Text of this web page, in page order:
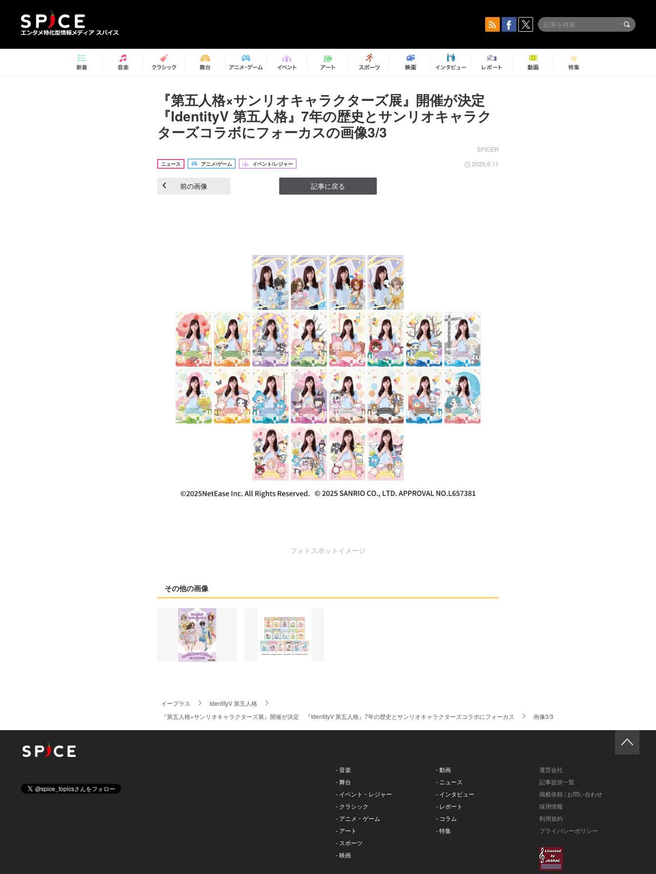
『第五人格×サンリオキャラクターズ展』開催が決定
『IdentityV 第五人格』7年の歴史とサンリオキャラク
ターズコラボにフォーカスの画像3/3
SPICER
ニュース アニメ/ゲーム イベント/レジャー 2025.6.11
前の画像 記事に戻る
フォトスポットイメージ
その他の画像
イープラス
IdentityV 第五人格
『第五人格×サンリオキャラクターズ展』開催が決定 『IdentityV 第五人格』7年の歴史とサンリオキャラクターズコラボにフォーカス
画像3/3
- 音楽
- 舞台
- イベント・レジャー
- クラシック
- アニメ・ゲーム
- アート
- スポーツ
- 映画
- 動画
- ニュース
- インタビュー
- レポート
- コラム
- 特集
運営会社
記事提供一覧
掲載依頼 / お問い合わせ
採用情報
利用規約
プライバシーポリシー